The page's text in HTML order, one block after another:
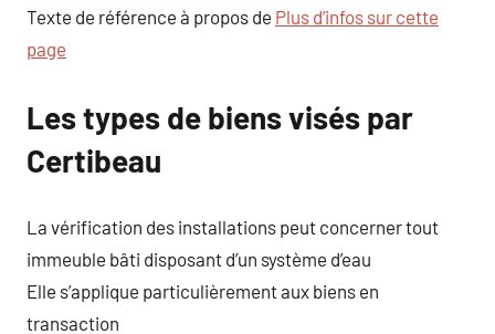
Texte de référence à propos de Plus d’infos sur cette
page
Les types de biens visés par
Certibeau
La vérification des installations peut concerner tout
immeuble bâti disposant d’un système d’eau
Elle s’applique particulièrement aux biens en
transaction